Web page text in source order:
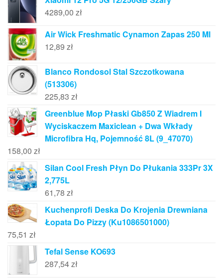
4289,00 zł
Air Wick Freshmatic Cynamon Zapas 250 Ml
12,89 zł
Blanco Rondosol Stal Szczotkowana
(513306)
225,83 zł
Greenblue Mop Płaski Gb850 Z Wiadrem I
Wyciskaczem Maxiclean + Dwa Wkłady
Microfibra Hq, Pojemność 8L (9_47070)
158,00 zł
Silan Cool Fresh Płyn Do Płukania 333Pr 3X
2,775L
61,78 zł
Kuchenprofi Deska Do Krojenia Drewniana
Łopata Do Pizzy (Ku1086501000)
75,51 zł
Tefal Sense KO693
287,54zł